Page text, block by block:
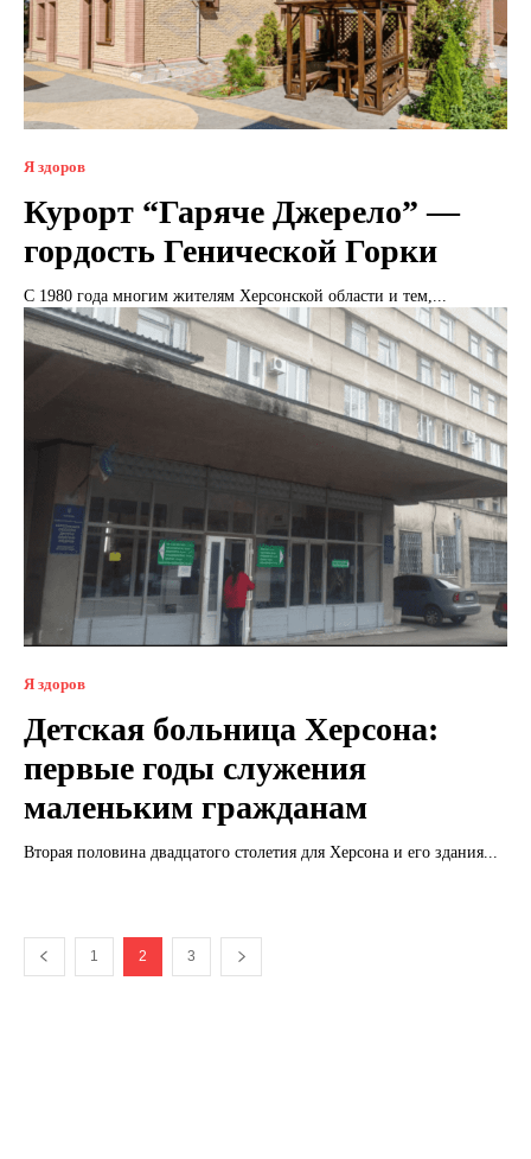
Я здоров
Курорт “Гаряче Джерело” —
гордость Генической Горки
С 1980 года многим жителям Херсонской области и тем,...
Я здоров
Детская больница Херсона:
первые годы служения
маленьким гражданам
Вторая половина двадцатого столетия для Херсона и его здания...
1 2 3